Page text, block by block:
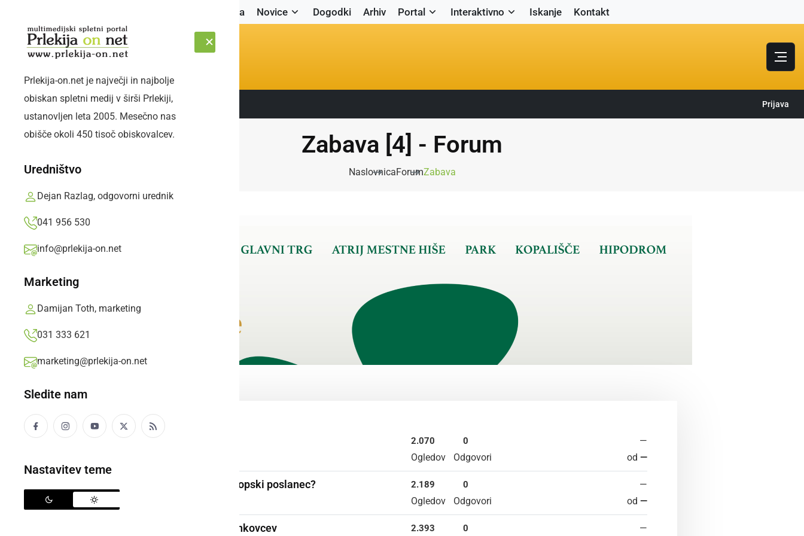
Naslovnica Novice Dogodki Arhiv Portal Interaktivno Iskanje Kontakt
SOBOTA, 8. AVGUST 2026 Sledite nam: Prijava
Prlekija-on.net je največji in najbolje
obiskan spletni medij v širši Prlekiji,
ustanovljen leta 2005. Mesečno nas
obišče okoli 450 tisoč obiskovalcev.
Uredništvo
Dejan Razlag, odgovorni urednik
041 956 530
info@prlekija-on.net
Marketing
Damijan Toth, marketing
031 333 621
marketing@prlekija-on.net
Sledite nam
Nastavitev teme
Zabava [4] - Forum
NaslovnicaForumZabava
Kurenof Lujzek 2.070
Ogledov
0
Odgovori
—
od —
Želite postati evropski poslanec? 2.189
Ogledov
0
Odgovori
—
od —
Sledenje evro bankovcev 2.393 0
—